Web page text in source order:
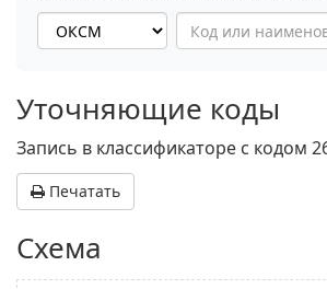
Уточняющие коды
Запись в классификаторе с кодом
Печатать
Схема